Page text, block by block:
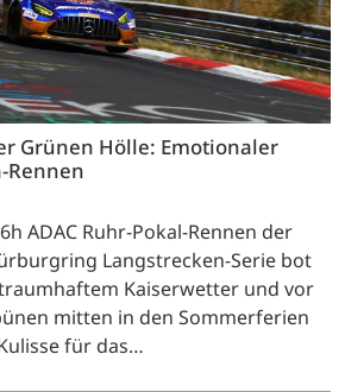
Grünen Hölle: Emotionaler
Rennen
ADAC Ruhr-Pokal-Rennen der
Langstrecken-Serie bot
Kaiserwetter und vor
mitten in den Sommerferien
für das…